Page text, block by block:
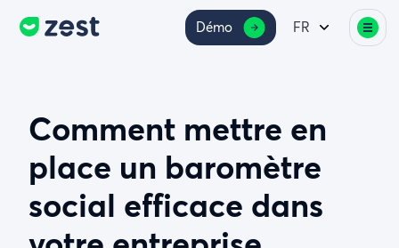
Démo FR
Comment mettre en
place un baromètre
social efficace dans